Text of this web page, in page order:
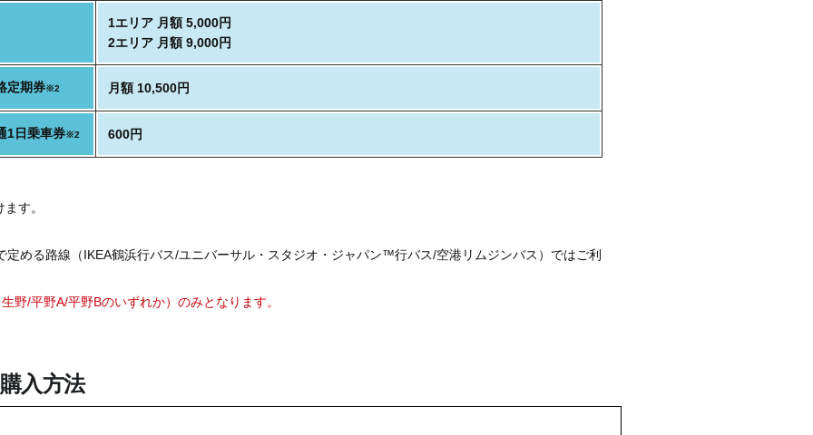
1エリア 月額 5,000円
2エリア 月額 9,000円
定期券※2 月額 10,500円
1日乗車券※2 600円
す。
定める路線（IKEA鶴浜行バス/ユニバーサル・スタジオ・ジャパン™行バス/空港リムジンバス）ではご利
野/平野A/平野Bのいずれか）のみとなります。
入方法